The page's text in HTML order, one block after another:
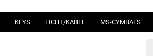
KEYS LICHT/KABEL MS-CYMBALS